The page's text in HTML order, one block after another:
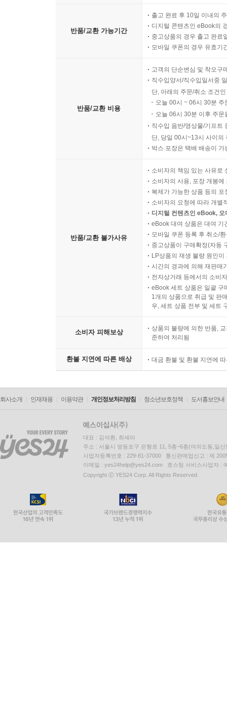
반품/교환 가능기간
출고 완료 후 10일 이내의
디지털 콘텐츠인 eBook의
중고상품의 경우 출고 완료
모바일 쿠폰의 경우 유효기
반품/교환 비용
고객의 단순변심 및 착오구
직수입양서/직수입일서중
단, 아래의 주문/취소 조건
오늘 00시 ~ 06시 30분
오늘 06시 30분 이후 주
직수입 음반/영상물/기프트
단, 당일 00시~13시 사이의
박스 포장은 택배 배송이
반품/교환 불가사유
소비자의 책임 있는 사유로
소비자의 사용, 포장 개봉
복제가 가능한 상품 등의
소비자의 요청에 따라 개별
디지털 컨텐츠인 eBook,
eBook 대여 상품은 대여 기
모바일 쿠폰 등록 후 취소/
중고상품이 구매확정(자동
LP상품의 재생 불량 원인
시간의 경과에 의해 재판매
전자상거래 등에서의 소비
eBook 세트 상품은 일괄 구
1개의 상품으로 취급 및 판
우, 세트 상품 전부 및 세트
소비자 피해보상
상품의 불량에 의한 반품,
준하여 처리됨
환불 지연에 따른 배상 대금 환불 및 환불 지연에
회사소개 인재채용 이용약관 개인정보처리방침 청소년보호정책 도서홍보안내
대표 : 김석환, 최세라
주소 : 서울시 영등포구 은행로 11, 5층~6층(여의도동,일신
사업자등록번호 : 229-81-37000 통신판매업신고 : 제
이메일 : yes24help@yes24.com 호스팅 서비스사업자 :
Copyright ⓒ YES24 Corp. All Rights Reserved.